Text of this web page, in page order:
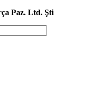
Paz. Ltd. Şti